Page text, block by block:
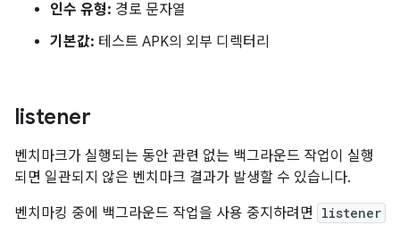
인수 유형: 경로 문자열
기본값: 테스트 APK의 외부 디렉터리
listener
벤치마크가 실행되는 동안 관련 없는 백그라운드 작업이 실행
되면 일관되지 않은 벤치마크 결과가 발생할 수 있습니다.
벤치마킹 중에 백그라운드 작업을 사용 중지하려면
listener